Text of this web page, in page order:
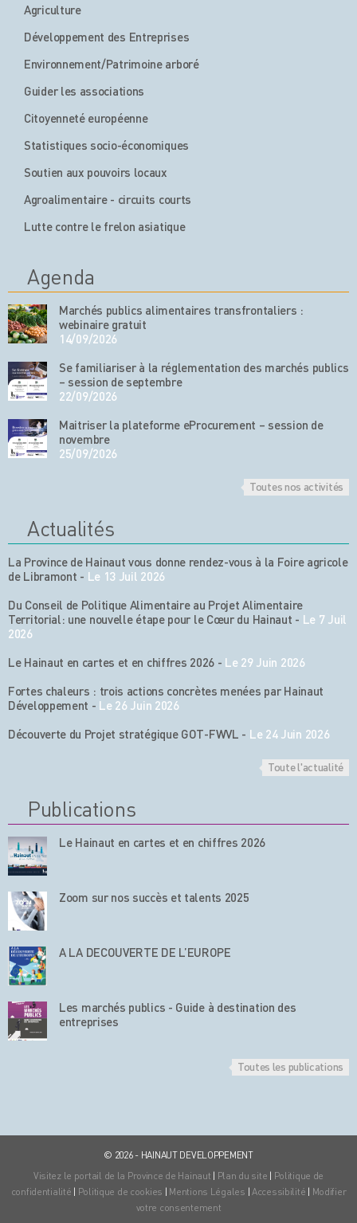
Agriculture
Développement des Entreprises
Environnement/Patrimoine arboré
Guider les associations
Citoyenneté européenne
Statistiques socio-économiques
Soutien aux pouvoirs locaux
Agroalimentaire - circuits courts
Lutte contre le frelon asiatique
Agenda
Marchés publics alimentaires transfrontaliers :
webinaire gratuit
14/09/2026
Se familiariser à la réglementation des marchés publics
– session de septembre
22/09/2026
Maitriser la plateforme eProcurement – session de
novembre
25/09/2026
Toutes nos activités
Actualités
La Province de Hainaut vous donne rendez-vous à la Foire agricole
de Libramont - Le 13 Juil 2026
Du Conseil de Politique Alimentaire au Projet Alimentaire
Territorial: une nouvelle étape pour le Cœur du Hainaut - Le 7 Juil
2026
Le Hainaut en cartes et en chiffres 2026 - Le 29 Juin 2026
Fortes chaleurs : trois actions concrètes menées par Hainaut
Développement - Le 26 Juin 2026
Découverte du Projet stratégique GOT-FWVL - Le 24 Juin 2026
Toute l'actualité
Publications
Le Hainaut en cartes et en chiffres 2026
Zoom sur nos succès et talents 2025
A LA DECOUVERTE DE L’EUROPE
Les marchés publics - Guide à destination des
entreprises
Toutes les publications
© 2026 - HAINAUT DEVELOPPEMENT
Visitez le portail de la Province de Hainaut | Plan du site | Politique de
confidentialité | Politique de cookies | Mentions Légales | Accessibilité | Modifier
votre consentement